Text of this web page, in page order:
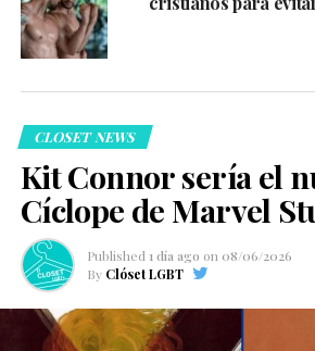
CLOSET NEWS
Kit Connor sería el
Cíclope de Marvel
Published 1 día ago on 08/06/2026
By Clóset LGBT